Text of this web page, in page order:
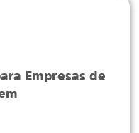
Empresas de